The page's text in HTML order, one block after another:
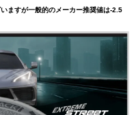
ますが一般的のメーカー推奨値は-2.5